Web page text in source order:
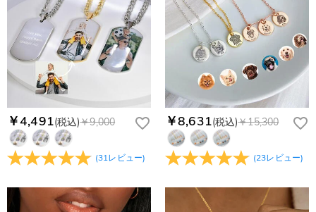
れている。解決策：数時間たっても届かない場合は、今後お送
りするメールも遅れる可能性がありますので、別のメールアド
レスからお名前とご住所を記載したメールを
service@drawelry.jp へ送信してください。原因③メールアド
レスの入力に誤りがある。解決策：お名前とご住所を記載した
メールを service@drawelry.jp へ送信してください。
コンビニ前払いのお支払い期限はご注文から 6 日間となりま
す。
支払い情報は保護されますか？
お支払い情報は高度なセキュリティで保護されております。お
客様のお支払い情報は当社のサーバーに一切保存されません。
Paypal又はクレジットカート発行会社によって処理されます。
個人情報は保護されますか？
当社では、個人情報保護を目的としたコンプライアンスに則
り、プライバシーポリシーを定めています。お客様に安心かつ
安全にご利用いただけるよう最善の注意を払い、個人情報を厳
確認ください
￥4,491(税込)￥9,000
(31レビュー)
￥8,631(税込)￥15,300
(23レビュー)